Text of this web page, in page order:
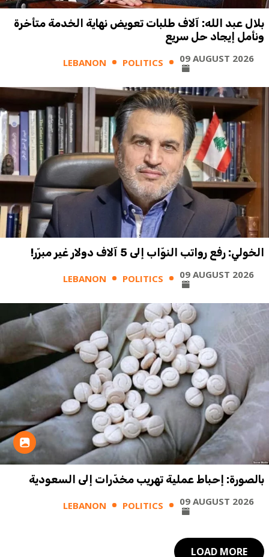
بلال عبد الله: آلاف طلبات تعويض نهاية الخدمة متأخرة
ونأمل إيجاد حل سريع
LEBANON POLITICS 09 AUGUST 2026
الخولي: رفع رواتب النوّاب إلى 5 آلاف دولار غير مبرّر!
LEBANON POLITICS 09 AUGUST 2026
بالصورة: إحباط عملية تهريب مخدّرات إلى السعودية
LEBANON POLITICS 09 AUGUST 2026
LOAD MORE